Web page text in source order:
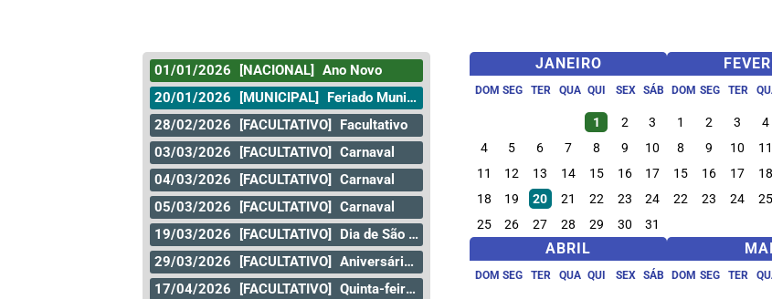
01/01/2026 [NACIONAL]
Ano Novo
20/01/2026
[MUNICIPAL]
Feriado Municipal
28/02/2026
[FACULTATIVO]
Facultativo
03/03/2026
[FACULTATIVO]
Carnaval
04/03/2026
[FACULTATIVO]
Carnaval
05/03/2026
[FACULTATIVO]
Carnaval
19/03/2026
[FACULTATIVO]
Dia de São José
29/03/2026
[FACULTATIVO]
Aniversário da Cidade de Curitiba
17/04/2026
[FACULTATIVO]
Quinta-feira santa
JANEIRO
DOM SEG TER QUA QUI SEX SÁB
1 2
3
4
5 6 7 8 9
10
11
12 13 14 15 16
17
18
19 20 21 22 23
24
25
26 27 28 29 30 31
DOM SEG TER
1 2 3 4
8
9 10 11
15
16 17 18
22
23 24 25
ABRIL
DOM SEG TER QUA QUI SEX SÁB DOM SEG TER